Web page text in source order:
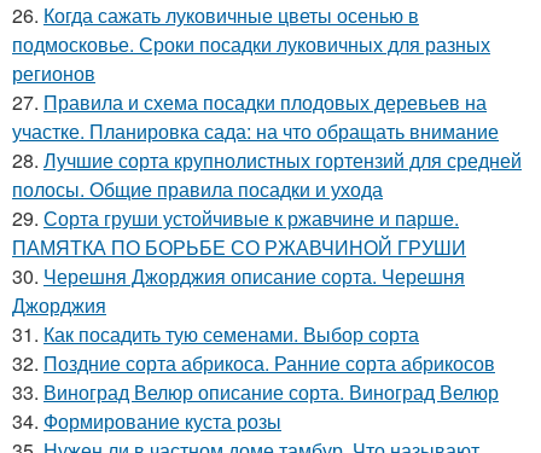
26. Когда сажать луковичные цветы осенью в
подмосковье. Сроки посадки луковичных для разных
регионов
27. Правила и схема посадки плодовых деревьев на
участке. Планировка сада: на что обращать внимание
28. Лучшие сорта крупнолистных гортензий для средней
полосы. Общие правила посадки и ухода
29. Сорта груши устойчивые к ржавчине и парше.
ПАМЯТКА ПО БОРЬБЕ СО РЖАВЧИНОЙ ГРУШИ
30. Черешня Джорджия описание сорта. Черешня
Джорджия
31. Как посадить тую семенами. Выбор сорта
32. Поздние сорта абрикоса. Ранние сорта абрикосов
33. Виноград Велюр описание сорта. Виноград Велюр
34. Формирование куста розы